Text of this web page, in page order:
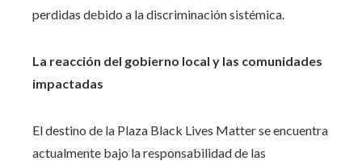
perdidas debido a la discriminación sistémica.
La reacción del gobierno local y las comunidades
impactadas
El destino de la Plaza Black Lives Matter se encuentra
actualmente bajo la responsabilidad de las